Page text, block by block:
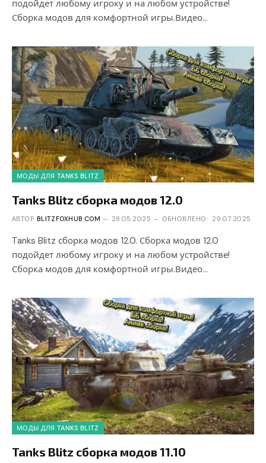
подойдет любому игроку и на любом устройстве!
Сборка модов для комфортной игры.Видео…
МОДЫ ДЛЯ TANKS BLITZ
Tanks Blitz сборка модов 12.0
АВТОР BLITZFOXHUB.COM 28.05.2025 ОБНОВЛЕНО: 29.07.2025
Tanks Blitz сборка модов 12.0. Сборка модов 12.0
подойдет любому игроку и на любом устройстве!
Сборка модов для комфортной игры.Видео…
МОДЫ ДЛЯ TANKS BLITZ
Tanks Blitz сборка модов 11.10